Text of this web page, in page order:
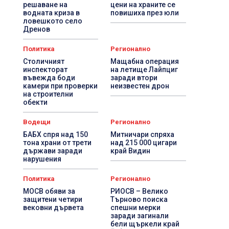
решаване на
водната криза в
ловешкото село
Дренов
цени на храните се
повишиха през юли
Политика
Столичният
инспекторат
въвежда боди
камери при проверки
на строителни
обекти
Регионално
Мащабна операция
на летище Лайпциг
заради втори
неизвестен дрон
Водещи
БАБХ спря над 150
тона храни от трети
държави заради
нарушения
Регионално
Митничари спряха
над 215 000 цигари
край Видин
Политика
МОСВ обяви за
защитени четири
вековни дървета
Регионално
РИОСВ – Велико
Търново поиска
спешни мерки
заради загинали
бели щъркели край